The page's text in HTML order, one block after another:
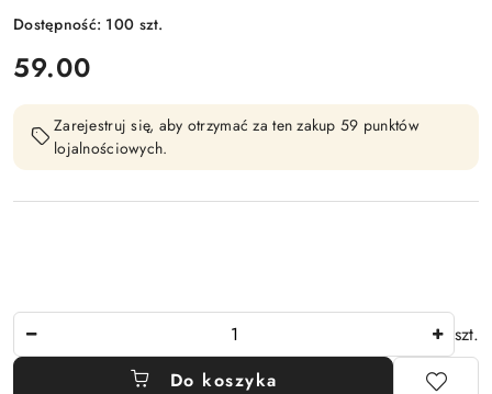
Dostępność: 100 szt.
cena:
59.00
Zarejestruj się, aby otrzymać za ten zakup 59 punktów
lojalnościowych.
szt.
Do koszyka